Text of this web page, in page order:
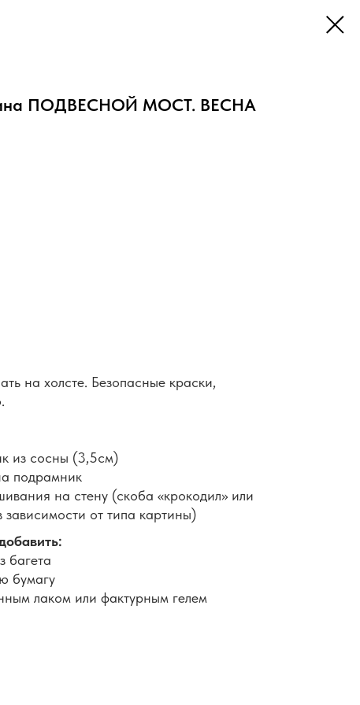
ПОДВЕСНОЙ МОСТ. ВЕСНА
на холсте. Безопасные краски,
из сосны (3,5см)
подрамник
на стену (скоба «крокодил» или
зависимости от типа картины)
багета
бумагу
лаком или фактурным гелем